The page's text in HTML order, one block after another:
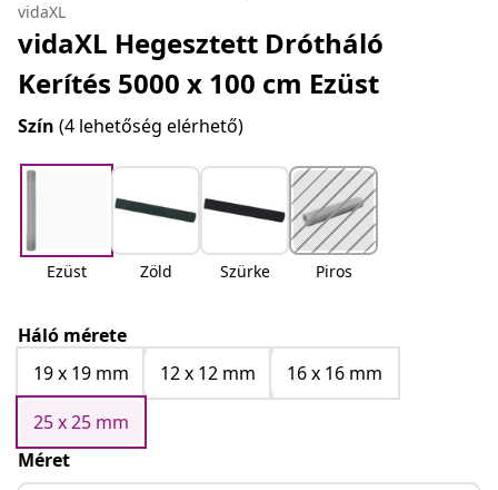
vidaXL
vidaXL Hegesztett Drótháló
Kerítés 5000 x 100 cm Ezüst
Szín (4 lehetőség elérhető)
Ezüst Zöld Szürke Piros
Háló mérete
19 x 19 mm
12 x 12 mm
16 x 16 mm
25 x 25 mm
Méret